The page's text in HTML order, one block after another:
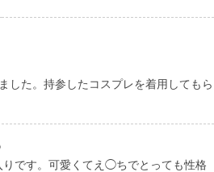
した。持参したコスプレを着用してもら
りです。可愛くてえ◯ちでとっても性格